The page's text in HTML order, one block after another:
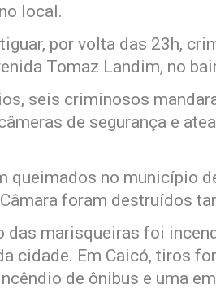
local.
por volta das 23h,
Tomaz Landim, no
seis criminosos
de segurança e
queimados no município
foram destruídos
das marisqueiras foi
cidade. Em Caicó, tiros
de ônibus e uma